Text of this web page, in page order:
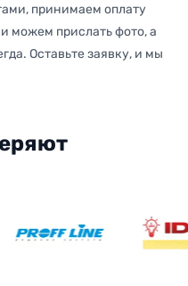
принимаем оплату
можем прислать фото, а
Оставьте заявку, и мы